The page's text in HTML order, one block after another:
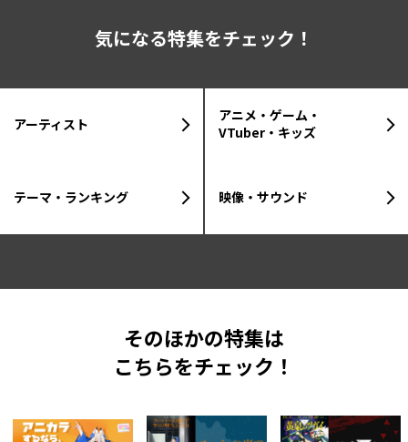
気になる特集をチェック！
アーティスト
アニメ・ゲーム・
VTuber・キッズ
テーマ・ランキング 映像・サウンド
そのほかの特集は
こちらをチェック！